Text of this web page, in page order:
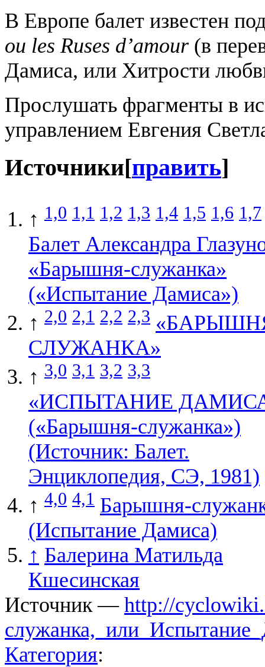
В Европе балет известен
ou les Ruses d’amour (в
Дамиса, или Хитрости
Прослушать фрагменты в
управлением Евгения
Источники[править]
↑ 1,0 1,1 1,2 1,3 1,4 1,5 1,6 1,7
Балет Александра
«Барышня-служанка»
(«Испытание Дамиса»)
↑ 2,0 2,1 2,2 2,3
СЛУЖАНКА»
↑ 3,0 3,1 3,2 3,3
«ИСПЫТАНИЕ
(«Барышня-служанка»)
(Источник: Балет.
Энциклопедия, СЭ, 1981)
↑ 4,0 4,1 Барышня-
(Испытание Дамиса)
↑ Балерина Матильда
Кшесинская
Источник — http://
Категория: